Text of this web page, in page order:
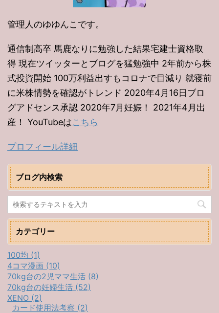
管理人のゆゆんこです。
通信制高卒 馬鹿なりに勉強した結果宅建士資格取
得 現在ツイッターとブログを猛勉強中 2年前から株
式投資開始 100万利益出すもコロナで目減り 就寝前
に米株情勢を確認がトレンド 2020年4月16日ブロ
グアドセンス承認 2020年7月妊娠！ 2021年4月出
産！ YouTubeはこちら
プロフィール詳細
ブログ内検索
カテゴリー
100均 (1)
4コマ漫画 (10)
70kg台の2児ママ生活 (8)
70kg台の妊婦生活 (52)
XENO (2)
カード使用法考察 (2)